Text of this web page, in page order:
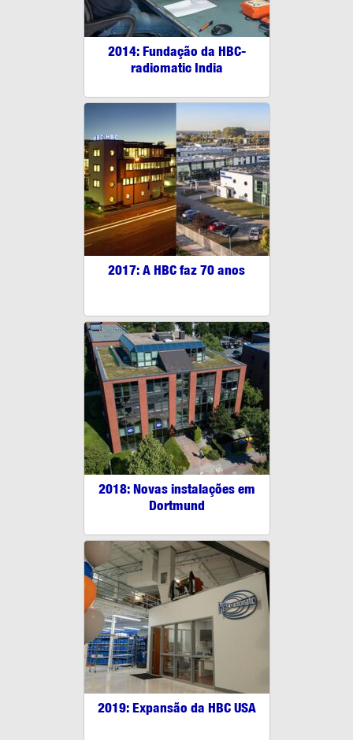
2014: Fundação da HBC-
radiomatic India
2017: A HBC faz 70 anos
2018: Novas instalações em
Dortmund
2019: Expansão da HBC USA